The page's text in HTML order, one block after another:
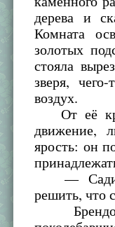
дерева и
Комната
золотых
стояла
зверя,
воздух.
От её
движение,
ярость: он
—
решить, что
Брендон